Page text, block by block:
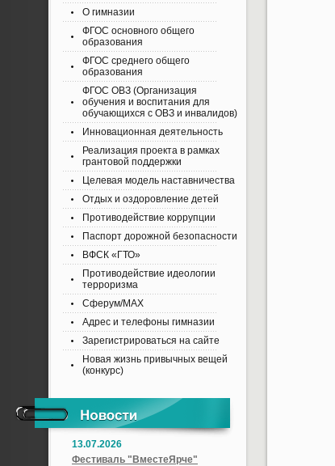
О гимназии
ФГОС основного общего
образования
ФГОС среднего общего
образования
ФГОС ОВЗ (Организация
обучения и воспитания для
обучающихся с ОВЗ и инвалидов)
Инновационная деятельность
Реализация проекта в рамках
грантовой поддержки
Целевая модель наставничества
Отдых и оздоровление детей
Противодействие коррупции
Паспорт дорожной безопасности
ВФСК «ГТО»
Противодействие идеологии
терроризма
Сферум/MAX
Адрес и телефоны гимназии
Зарегистрироваться на сайте
Новая жизнь привычных вещей
(конкурс)
13.07.2026
Фестиваль "ВместеЯрче"